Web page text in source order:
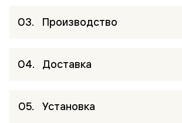
Производство
Доставка
Установка